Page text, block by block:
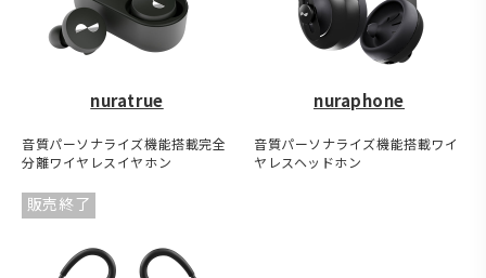
nuratrue
音質パーソナライズ機能搭載完全
分離ワイヤレスイヤホン
nuraphone
音質パーソナライズ機能搭載ワイ
ヤレスヘッドホン
販売終了